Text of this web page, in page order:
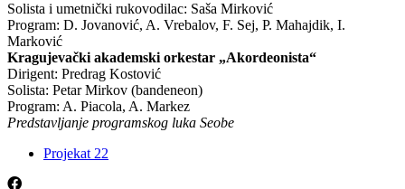
Solista i umetnički rukovodilac: Saša Mirković
Program: D. Jovanović, A. Vrebalov, F. Sej, P. Mahajdik, I.
Marković
Kragujevački akademski orkestar „Akordeonista“
Dirigent: Predrag Kostović
Solista: Petar Mirkov (bandeneon)
Program: A. Piacola, A. Markez
Predstavljanje programskog luka Seobe
Projekat 22